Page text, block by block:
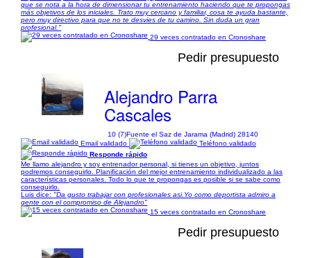
que se nota a la hora de dimensionar tu entrenamiento haciendo que te propongas
más objetivos de los iniciales. Trato muy cercano y familiar, cosa te ayuda bastante,
pero muy directivo para que no te desvies de tu camino. Sin duda un gran
profesional."
29 veces contratado en Cronoshare
Pedir presupuesto
Alejandro Parra
Cascales
10 (7)Fuente el Saz de Jarama (Madrid) 28140
Email validado
Teléfono validado
Responde rápido
Me llamo alejandro y soy entrenador personal, si tienes un objetivo, juntos
podremos conseguirlo. Planificación del mejor entrenamiento individualizado a las
características personales. Todo lo que te propongas es posible si se sabe como
conseguirlo.
Luis dice: "Da gusto trabajar con profesionales asi.Yo como deportista admiro a
gente con el compromiso de Alejandro"
15 veces contratado en Cronoshare
Pedir presupuesto